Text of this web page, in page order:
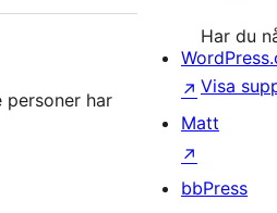
personer har
Har du
Visa
↗
Matt
↗
bbPress